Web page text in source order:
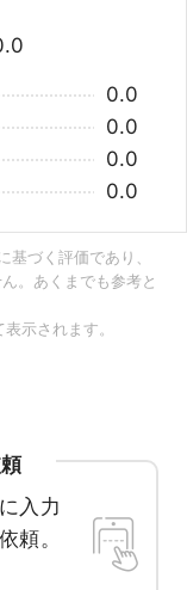
0.0
0.0
0.0
0.0
づく評価であり、
。あくまでも参考と
示されます。
入力
頼。